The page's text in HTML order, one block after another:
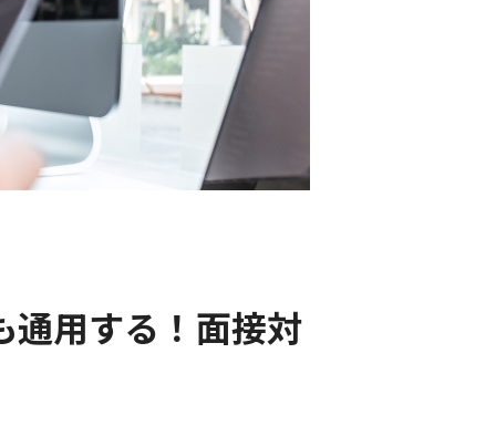
通用する！面接対